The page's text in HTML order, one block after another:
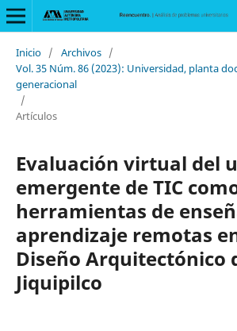
Inicio / Archivos /
Vol. 35 Núm. 86 (2023): Universidad, planta
generacional
/
Artículos
Evaluación virtual del
emergente de TIC
herramientas de
aprendizaje remotas
Diseño Arquitectónico
Jiquipilco